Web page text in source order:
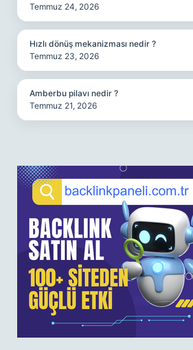
Temmuz 24, 2026
Hızlı dönüş mekanizması nedir ?
Temmuz 23, 2026
Amberbu pilavı nedir ?
Temmuz 21, 2026